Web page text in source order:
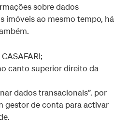
sobre dados
imóveis ao mesmo tempo, há
canto superior direito da
dados transacionais”. por
gestor de conta para activar